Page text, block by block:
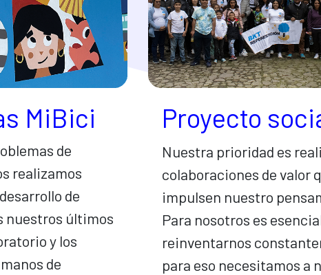
MiBici
de
realizamos
de
nuestros últimos
y los
de
Proyecto
Nuestra prioridad es
colaboraciones de valor
impulsen nuestro
Para nosotros es
reinventarnos
para eso necesitamos a